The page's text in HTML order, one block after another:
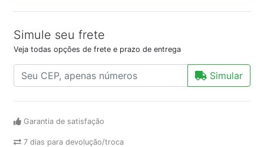
Simule seu frete
Veja todas opções de frete e prazo de entrega
Simular
Garantia de satisfação
7 dias para devolução/troca